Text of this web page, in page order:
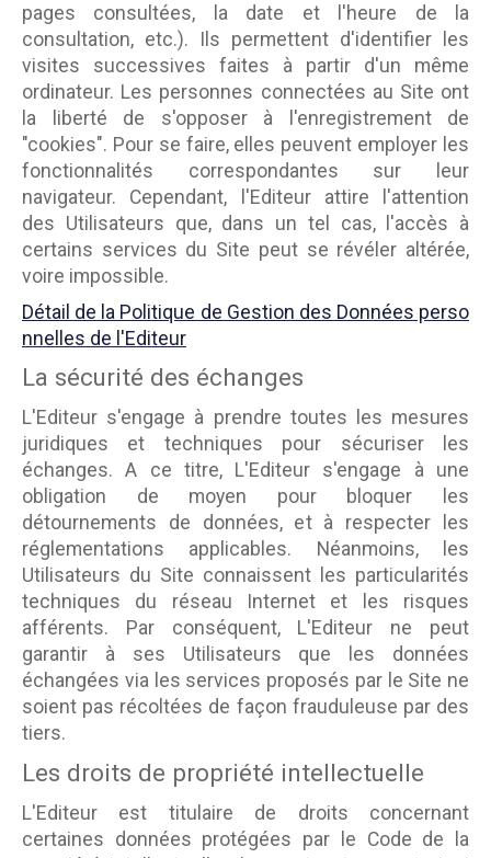
pages consultées, la date et l'heure de la
consultation, etc.). Ils permettent d'identifier les
visites successives faites à partir d'un même
ordinateur. Les personnes connectées au Site ont
la liberté de s'opposer à l'enregistrement de
"cookies". Pour se faire, elles peuvent employer les
fonctionnalités correspondantes sur leur
navigateur. Cependant, l'Editeur attire l'attention
des Utilisateurs que, dans un tel cas, l'accès à
certains services du Site peut se révéler altérée,
voire impossible.
Détail de la Politique de Gestion des Données perso
nnelles de l'Editeur
La sécurité des échanges
L'Editeur s'engage à prendre toutes les mesures
juridiques et techniques pour sécuriser les
échanges. A ce titre, L'Editeur s'engage à une
obligation de moyen pour bloquer les
détournements de données, et à respecter les
réglementations applicables. Néanmoins, les
Utilisateurs du Site connaissent les particularités
techniques du réseau Internet et les risques
afférents. Par conséquent, L'Editeur ne peut
garantir à ses Utilisateurs que les données
échangées via les services proposés par le Site ne
soient pas récoltées de façon frauduleuse par des
tiers.
Les droits de propriété intellectuelle
L'Editeur est titulaire de droits concernant
certaines données protégées par le Code de la